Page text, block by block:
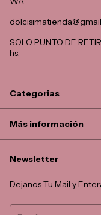
SOLO PUNTO DE
hs.
Categorias
Más información
Newsletter
Dejanos Tu Mail y